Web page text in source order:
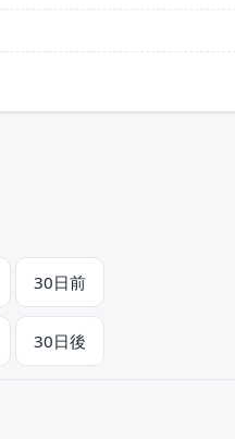
30日前
30日後